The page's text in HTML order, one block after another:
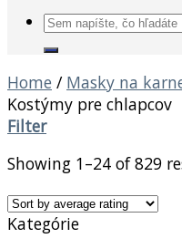
Search
for:
Home / Masky na
Kostýmy pre chlapcov
Filter
Showing 1–24 of 829
Kategórie